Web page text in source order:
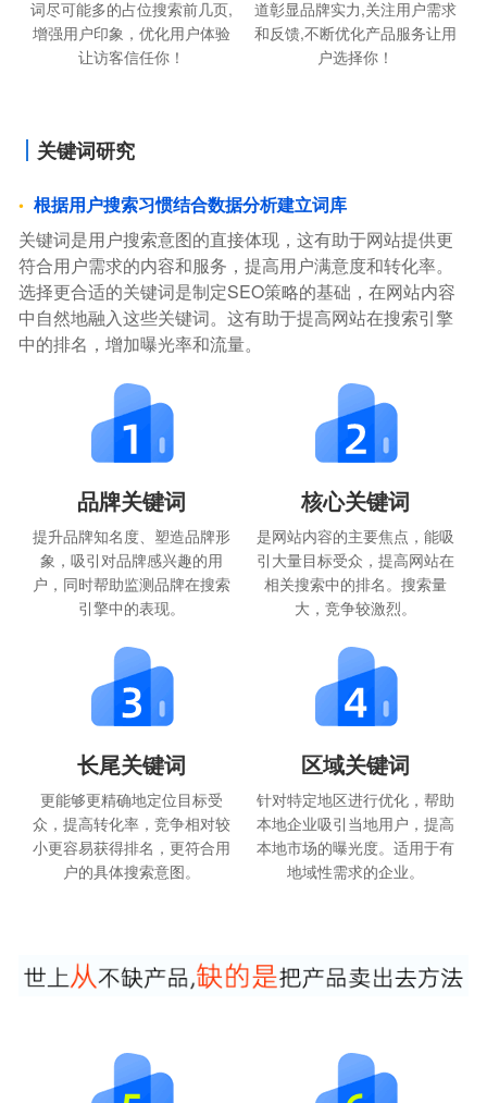
词尽可能多的占位搜索前几页,
增强用户印象，优化用户体验
让访客信任你！
道彰显品牌实力,关注用户需求
和反馈,不断优化产品服务让用
户选择你！
关键词研究
根据用户搜索习惯结合数据分析建立词库
关键词是用户搜索意图的直接体现，这有助于网站提供更
符合用户需求的内容和服务，提高用户满意度和转化率。
选择更合适的关键词是制定SEO策略的基础，在网站内容
中自然地融入这些关键词。这有助于提高网站在搜索引擎
中的排名，增加曝光率和流量。
品牌关键词
提升品牌知名度、塑造品牌形
象，吸引对品牌感兴趣的用
户，同时帮助监测品牌在搜索
引擎中的表现。
核心关键词
是网站内容的主要焦点，能吸
引大量目标受众，提高网站在
相关搜索中的排名。搜索量
大，竞争较激烈。
长尾关键词
更能够更精确地定位目标受
众，提高转化率，竞争相对较
小更容易获得排名，更符合用
户的具体搜索意图。
区域关键词
针对特定地区进行优化，帮助
本地企业吸引当地用户，提高
本地市场的曝光度。适用于有
地域性需求的企业。